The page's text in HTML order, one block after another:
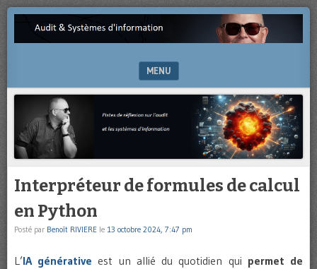
AUDIT
D'INFORMATION
Pistes
et
systèmes
d’information
MENU
SKIP TO CONTENT
Interpréteur de formules de calcul
en Python
Posté par Benoît RIVIERE le 13 octobre 2024, 7:47 pm
L’IA générative est un allié du quotidien qui permet de